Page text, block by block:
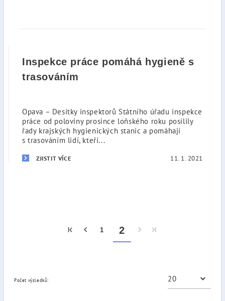
Inspekce práce pomáhá hygieně s
trasováním
Opava – Desítky inspektorů Státního úřadu inspekce
práce od poloviny prosince loňského roku posílily
řady krajských hygienických stanic a pomáhají
s trasováním lidí, kteří...
ZJISTIT VÍCE 11. 1. 2021
1 2
Počet výsledků: